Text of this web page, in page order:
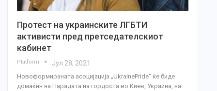
Протест на украинските ЛГБТИ
активисти пред претседателскиот
кабинет
Platform Јул 28, 2021
Новоформираната асоцијација „UkrainePride“ ќе биде
домаќин на Парадата на гордоста во Киев, Украина, на